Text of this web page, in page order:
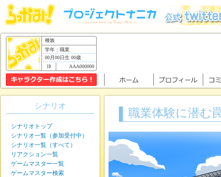
種族
学年：職業
00月00日生 00歳
AAA000000
職業体験に潜む
シナリオ
シナリオトップ
シナリオ一覧（参加受付中）
シナリオ一覧（すべて）
リアクション一覧
ゲームマスター一覧
ゲームマスター検索